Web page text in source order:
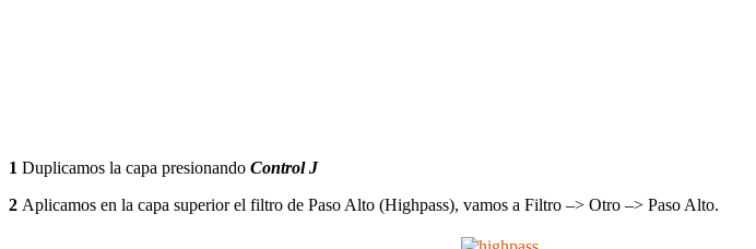
1 Duplicamos la capa presionando Control J
2 Aplicamos en la capa superior el filtro de Paso Alto (Highpass), vamos a Filtro –> Otro –> Paso Alto.